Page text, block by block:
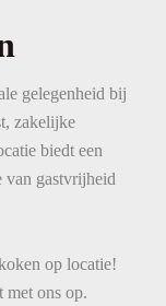
gelegenheid bij
zakelijke
biedt een
van gastvrijheid
op locatie!
met ons op.